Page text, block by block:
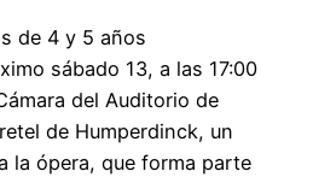
de 4 y 5 años
sábado 13, a las 17:00
del Auditorio de
de Humperdinck, un
la ópera, que forma parte